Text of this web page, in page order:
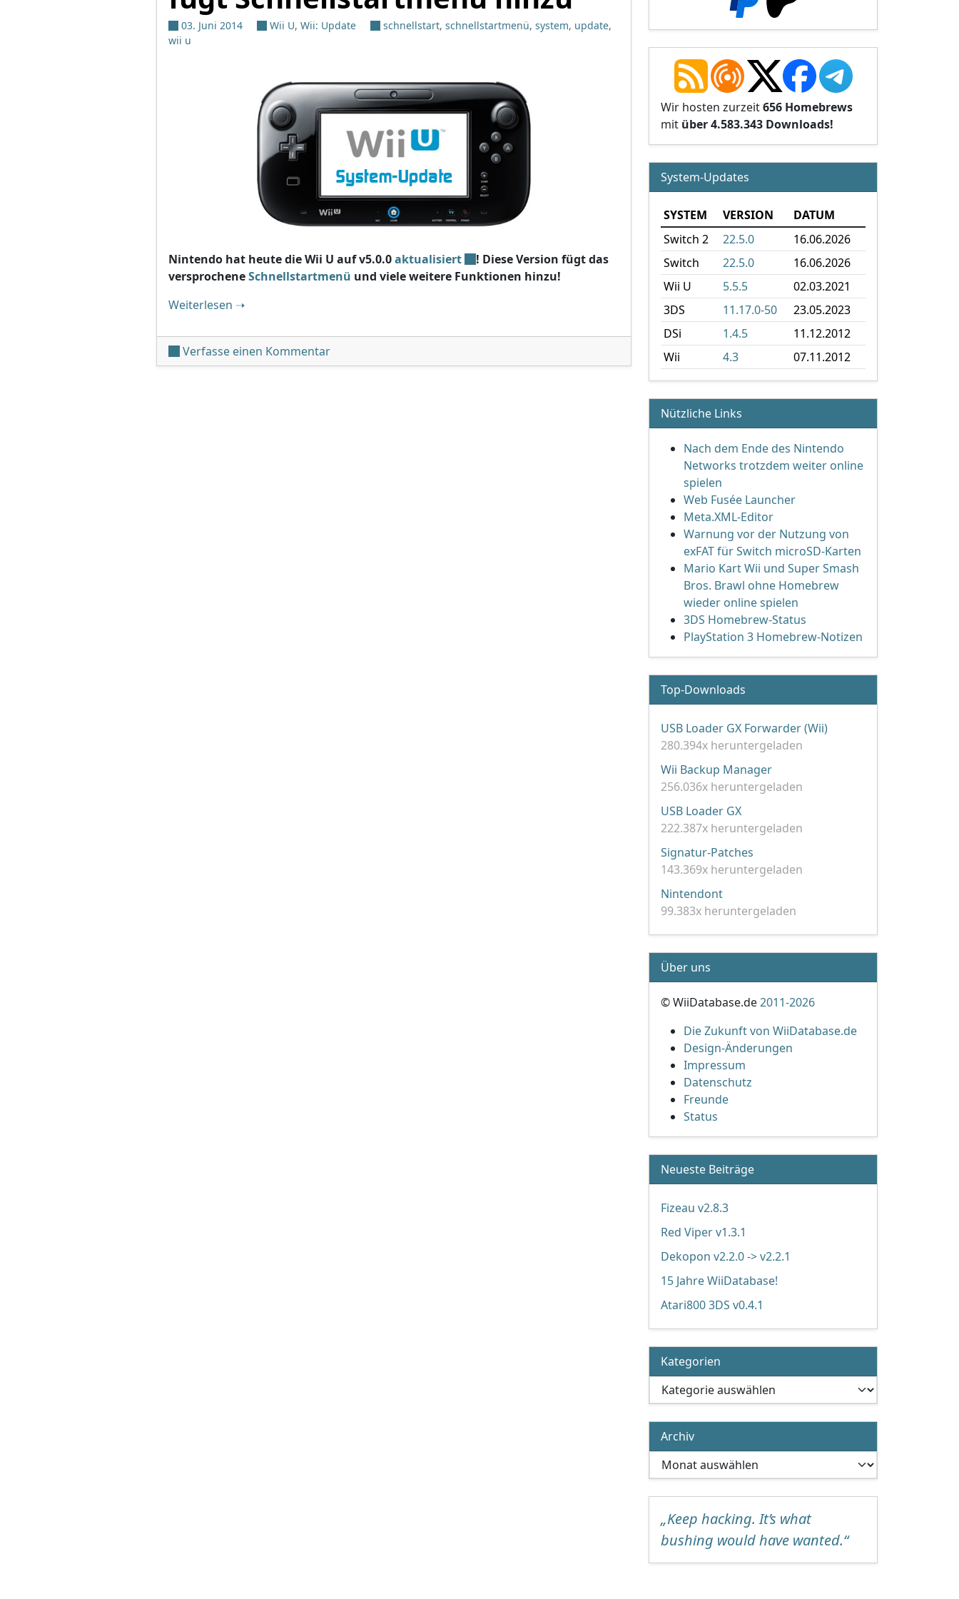
03. Juni 2014 Wii U, Wii: Update schnellstart, schnellstartmenü, system, update,
wii u
Nintendo hat heute die Wii U auf v5.0.0aktualisiert
! Diese Version fügt das
versprocheneSchnellstartmenü und viele weitere Funktionen hinzu!
Weiterlesen "Wii U auf v5.0.0 aktualisiert, fügt Schnellstartmenü hinzu"
➝
Verfasse einen Kommentarunter 'Wii U auf v5.0.0 aktualisiert, fügt Schnellstartmenü hinzu'
Wir hosten zurzeit656 Homebrews
mit über 4.583.343 Downloads!
System-Updates
SYSTEM VERSION
DATUM
Switch 2
22.5.0
16.06.2026
Switch
22.5.0
16.06.2026
Wii U
5.5.5
02.03.2021
3DS
11.17.0-50
23.05.2023
DSi
1.4.5
11.12.2012
Wii
4.3 07.11.2012
Nützliche Links
Nach dem Ende des Nintendo
Networks trotzdem weiter online
spielen
Web Fusée Launcher
Meta.XML-Editor
Warnung vor der Nutzung von
exFAT für Switch microSD-Karten
Mario Kart Wii und Super Smash
Bros. Brawl ohne Homebrew
wieder online spielen
3DS Homebrew-Status
PlayStation 3 Homebrew-Notizen
Top-Downloads
USB Loader GX Forwarder (Wii)
280.394x heruntergeladen
Wii Backup Manager
256.036x heruntergeladen
USB Loader GX
222.387x heruntergeladen
Signatur-Patches
143.369x heruntergeladen
Nintendont
99.383x heruntergeladen
Über uns
© WiiDatabase.de2011-2026
Die Zukunft von WiiDatabase.de
Design-Änderungen
Impressum
Datenschutz
Freunde
Status
Neueste Beiträge
Fizeau v2.8.3
Red Viper v1.3.1
Dekopon v2.2.0 -> v2.2.1
15 Jahre WiiDatabase!
Atari800 3DS v0.4.1
Kategorien
Kategorien
Archiv
Archiv
„Keep hacking. It’s what
bushing would have wanted.“